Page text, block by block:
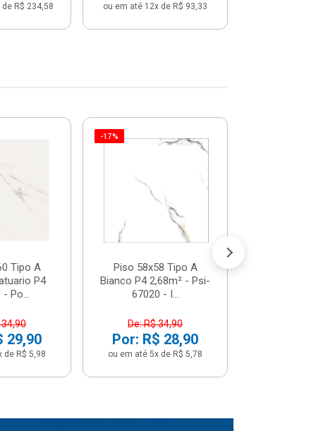
R$ 234,58 ou em até 12x de R$ 93,33
Tipo A
P4
- Po...
34,90
29,90
de R$ 5,98
-17%
Piso 58x58 Tipo A
Bianco P4 2,68m² - Psi-
67020 - I...
De: R$ 34,90
Por: R$ 28,90
ou em até 5x de R$ 5,78